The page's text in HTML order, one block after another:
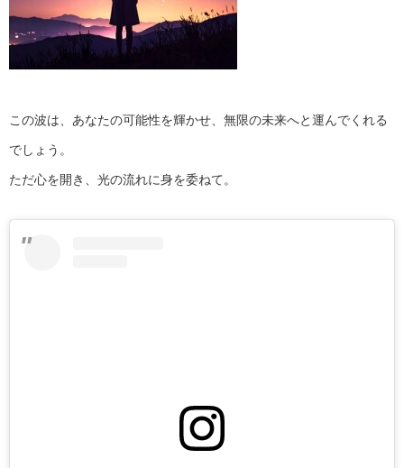
この波は、あなたの可能性を輝かせ、無限の未来へと運んでくれる
でしょう。
ただ心を開き、光の流れに身を委ねて。